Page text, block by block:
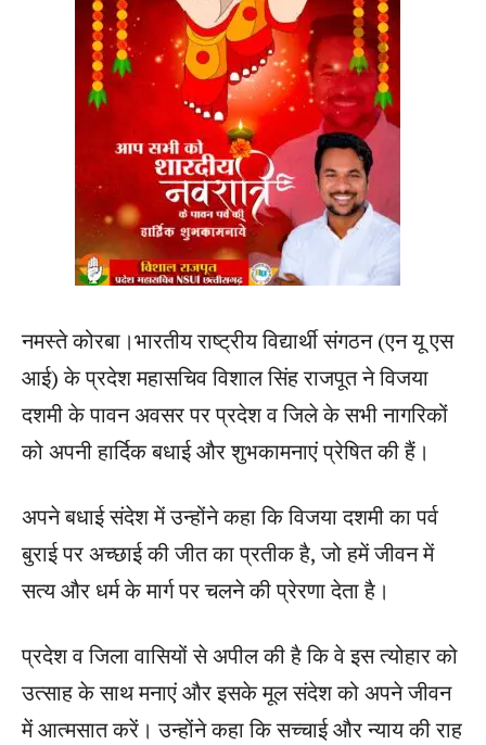
नमस्ते कोरबा।भारतीय राष्ट्रीय विद्यार्थी संगठन (एन यू एस
आई) के प्रदेश महासचिव विशाल सिंह राजपूत ने विजया
दशमी के पावन अवसर पर प्रदेश व जिले के सभी नागरिकों
को अपनी हार्दिक बधाई और शुभकामनाएं प्रेषित की हैं।
अपने बधाई संदेश में उन्होंने कहा कि विजया दशमी का पर्व
बुराई पर अच्छाई की जीत का प्रतीक है, जो हमें जीवन में
सत्य और धर्म के मार्ग पर चलने की प्रेरणा देता है।
प्रदेश व जिला वासियों से अपील की है कि वे इस त्योहार को
उत्साह के साथ मनाएं और इसके मूल संदेश को अपने जीवन
में आत्मसात करें। उन्होंने कहा कि सच्चाई और न्याय की राह